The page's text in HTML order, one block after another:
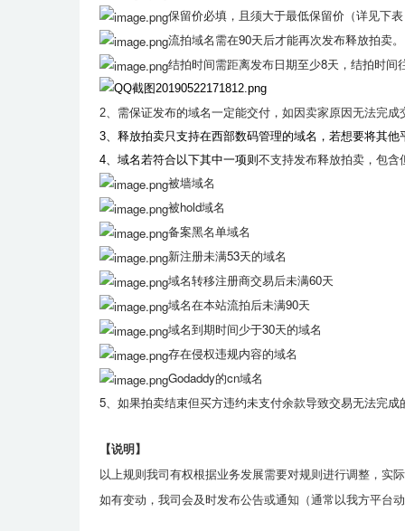
保留价必填，且须大于最低保留价（详见下
流拍域名需在90天后才能再次发布释放拍卖
结拍时间需距离发布日期至少8天，结拍时
2、需保证发布的域名一定能交付， 如因卖家原因无法完成
3、释放拍卖只支持在西部数码管理的域名，若想要将其
4、域名若符合以下其中一项则 不支持发布释放拍卖，包含
被墙域名
被hold域名
备案黑名单域名
新注册未满53天的域名
域名转移注册商交易后未满60天
域名在本站流拍后未满90天
域名到期时间少于30天的域名
存在侵权违规内容的域名
Godaddy的cn域名
5、如果拍卖结束但买方违约未支付余款导致交易无法完
【说明】
以上规则我司有权根据业务发展需要对规则进行调整 ，实
如有变动，我司会及时发布公告或通知（通常以我方平台